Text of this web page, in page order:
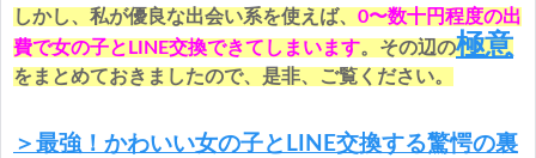
しかし、私が優良な出会い系を使えば、 0〜数十円程度の出
費で女の子とLINE交換できてしまいます。その辺の極意
をまとめておきましたので、是非、ご覧ください。
＞最強！かわいい女の子とLINE交換する驚愕の裏